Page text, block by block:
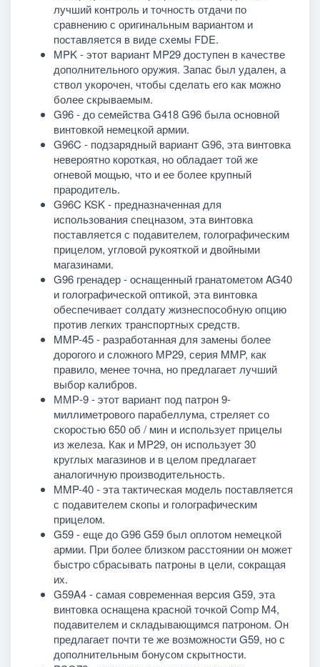
лучший контроль и точность отдачи по
сравнению с оригинальным вариантом и
поставляется в виде схемы FDE.
MPK - этот вариант MP29 доступен в качестве
дополнительного оружия. Запас был удален, а
ствол укорочен, чтобы сделать его как можно
более скрываемым.
G96 - до семейства G418 G96 была основной
винтовкой немецкой армии.
G96C - подзарядный вариант G96, эта винтовка
невероятно короткая, но обладает той же
огневой мощью, что и ее более крупный
прародитель.
G96C KSK - предназначенная для
использования спецназом, эта винтовка
поставляется с подавителем, голографическим
прицелом, угловой рукояткой и двойными
магазинами.
G96 гренадер - оснащенный гранатометом AG40
и голографической оптикой, эта винтовка
обеспечивает солдату жизнеспособную опцию
против легких транспортных средств.
MMP-45 - разработанная для замены более
дорогого и сложного MP29, серия MMP, как
правило, менее точна, но предлагает лучший
выбор калибров.
ММР-9 - этот вариант под патрон 9-
миллиметрового парабеллума, стреляет со
скоростью 650 об / мин и использует прицелы
из железа. Как и MP29, он использует 30
круглых магазинов и в целом предлагает
аналогичную производительность.
MMP-40 - эта тактическая модель поставляется
с подавителем скопы и голографическим
прицелом.
G59 - еще до G96 G59 был оплотом немецкой
армии. При более близком расстоянии он может
быстро сбрасывать патроны в цели, сокращая
их.
G59A4 - самая современная версия G59, эта
винтовка оснащена красной точкой Comp M4,
подавителем и складывающимся патроном. Он
предлагает почти те же возможности G59, но с
дополнительным бонусом скрытности.